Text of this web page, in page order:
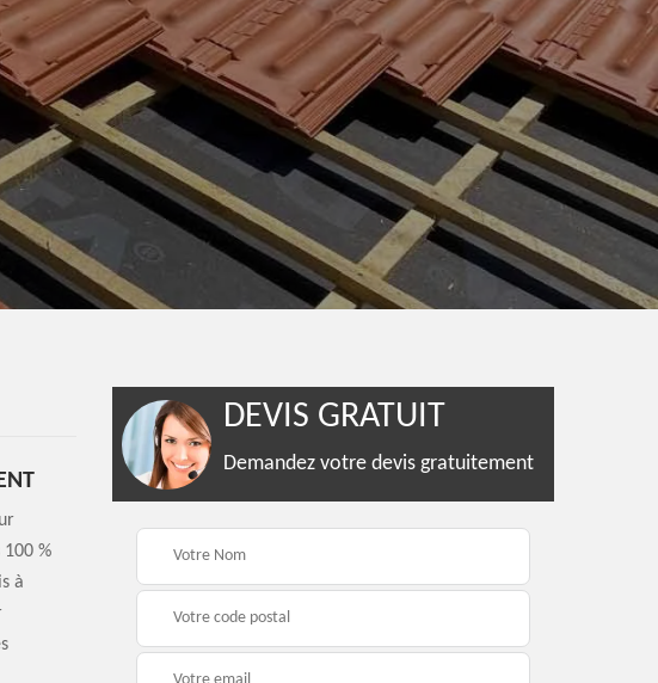
%
à
DEVIS GRATUIT
Demandez votre devis gratuitement